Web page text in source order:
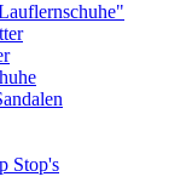
Stop's